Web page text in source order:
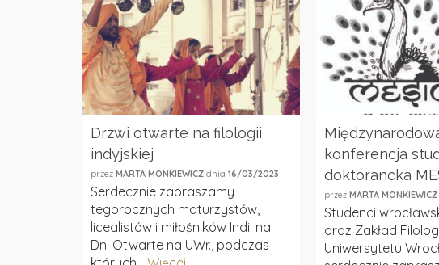
Drzwi otwarte na filologii
indyjskiej
przez MARTA MONKIEWICZ dnia 16/03/2023
Serdecznie zapraszamy
tegorocznych maturzystów,
licealistów i miłośników Indii na
Dni Otwarte na UWr., podczas
konferencja
doktorancka
przez MARTA MONKIEWICZ
Studenci
oraz Zakład
Uniwersytetu